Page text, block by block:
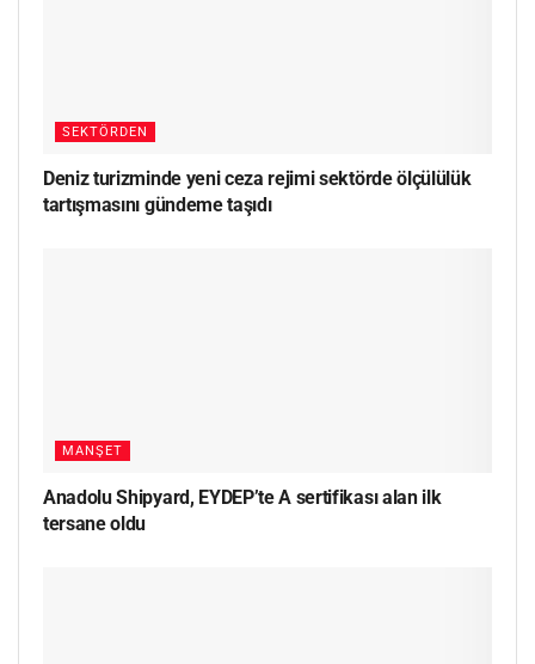
SEKTÖRDEN
Deniz turizminde yeni ceza rejimi sektörde ölçülülük
tartışmasını gündeme taşıdı
MANŞET
Anadolu Shipyard, EYDEP’te A sertifikası alan ilk
tersane oldu